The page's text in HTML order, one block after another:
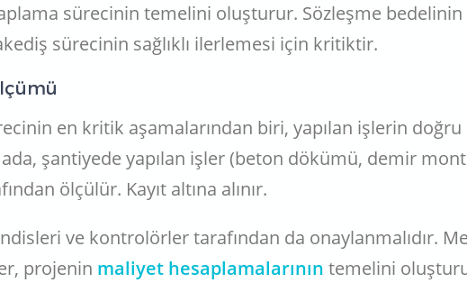
sürecinin temelini oluşturur. Sözleşme
sürecinin sağlıklı ilerlemesi için kritiktir.
en kritik aşamalarından biri, yapılan işlerin
şantiyede yapılan işler (beton dökümü, demir
ölçülür. Kayıt altına alınır.
ve kontrolörler tarafından da onaylanmalıdır.
projenin maliyet hesaplamalarının temelini